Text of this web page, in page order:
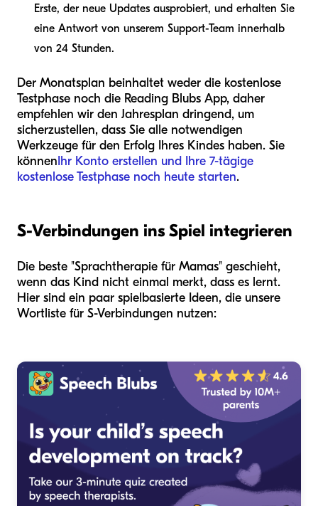
Erste, der neue Updates ausprobiert, und erhalten Sie
eine Antwort von unserem Support-Team innerhalb
von 24 Stunden.
Der Monatsplan beinhaltet weder die kostenlose
Testphase noch die Reading Blubs App, daher
empfehlen wir den Jahresplan dringend, um
sicherzustellen, dass Sie alle notwendigen
Werkzeuge für den Erfolg Ihres Kindes haben. Sie
könnenIhr Konto erstellen und Ihre 7-tägige
kostenlose Testphase noch heute starten.
S-Verbindungen ins Spiel integrieren
Die beste "Sprachtherapie für Mamas" geschieht,
wenn das Kind nicht einmal merkt, dass es lernt.
Hier sind ein paar spielbasierte Ideen, die unsere
Wortliste für S-Verbindungen nutzen: